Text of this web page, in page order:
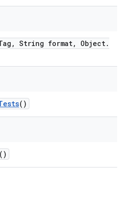
, String format, Object.
()
()